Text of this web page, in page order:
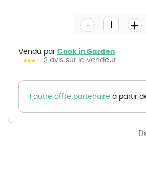
gallery
Vendu par Cook in Garden
2 avis sur le vendeur
- +
1 autre offre partenaire à partir